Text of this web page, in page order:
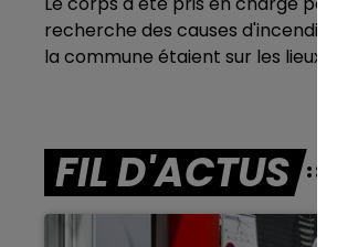
7h00 - 10h00
DEBOUT C'EST
recherche des causes d'incendie
la commune étaient sur les lieux
FIL D'ACTUS